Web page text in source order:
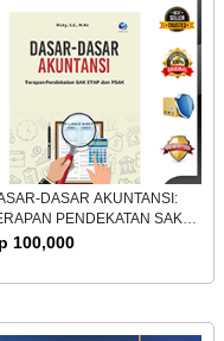
DASAR AKUNTANSI:
PENDEKATAN SAK
DAN PSAK
100,000